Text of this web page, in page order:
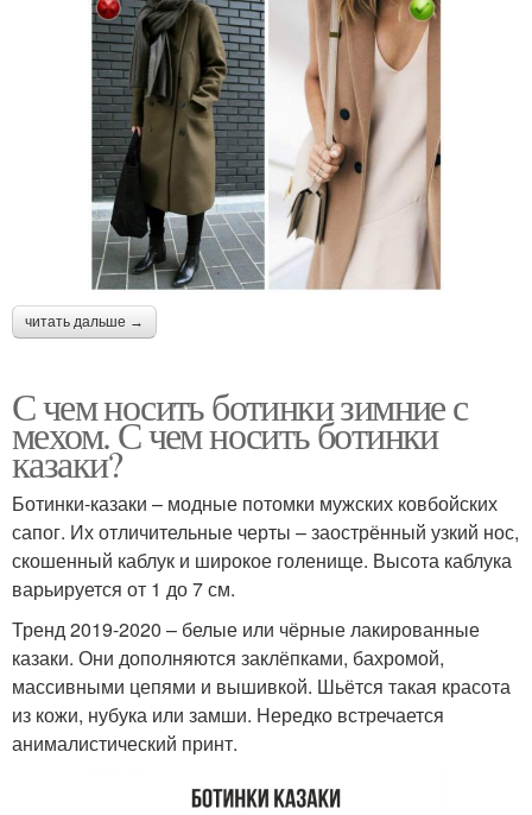
читать дальше →
С чем носить ботинки зимние с
мехом. С чем носить ботинки
казаки?
Ботинки-казаки – модные потомки мужских ковбойских
сапог. Их отличительные черты – заострённый узкий нос,
скошенный каблук и широкое голенище. Высота каблука
варьируется от 1 до 7 см.
Тренд 2019-2020 – белые или чёрные лакированные
казаки. Они дополняются заклёпками, бахромой,
массивными цепями и вышивкой. Шьётся такая красота
из кожи, нубука или замши. Нередко встречается
анималистический принт.